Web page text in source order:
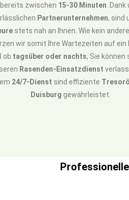
bereits zwischen 15-30 Minuten .
Partnerunternehmen, sind
stets nah an Ihnen. Wie kein
wir somit Ihre Wartezeiten auf ein
ob tagsüber oder nachts, Sie können
Rasenden-Einsatzdienst
24/7-Dienst sind effiziente
Duisburg gewährleistet.